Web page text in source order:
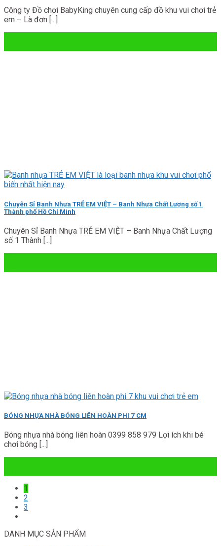
Công ty Đồ chơi BabyKing chuyên cung cấp đồ khu vui chơi trẻ
em – Là đơn [...]
Chuyên Sỉ Banh Nhựa TRẺ EM VIỆT – Banh Nhựa Chất Lượng số 1
Thành phố Hồ Chí Minh
Chuyên Sỉ Banh Nhựa TRẺ EM VIỆT – Banh Nhựa Chất Lượng
số 1 Thành [...]
BÓNG NHỰA NHÀ BÓNG LIÊN HOÀN PHI 7 CM
Bóng nhựa nhà bóng liên hoàn 0399 858 979 Lợi ích khi bé
chơi bóng [...]
1
2
3
DANH MỤC SẢN PHẨM